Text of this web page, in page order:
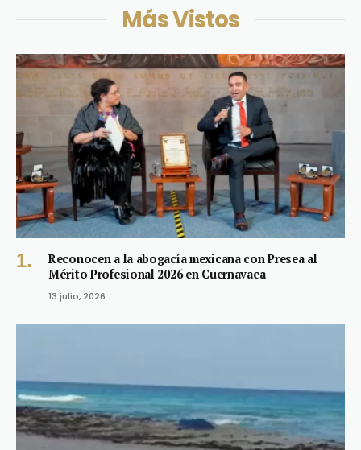
Más Vistos
Reconocen a la abogacía mexicana con Presea al
Mérito Profesional 2026 en Cuernavaca
13 julio, 2026